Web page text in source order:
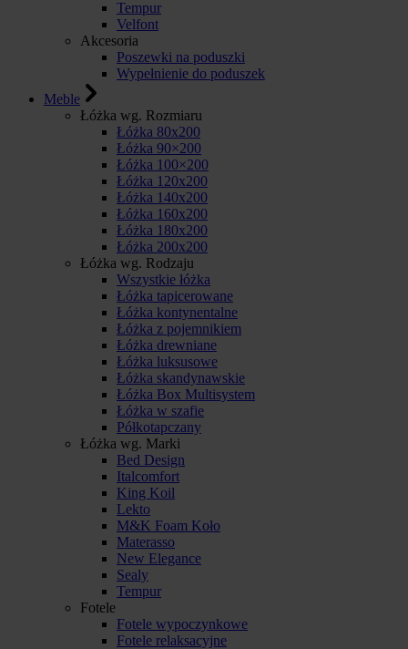
Tempur
Velfont
Akcesoria
Poszewki na poduszki
Wypełnienie do poduszek
Meble
Łóżka wg. Rozmiaru
Łóżka 80x200
Łóżka 90×200
Łóżka 100×200
Łóżka 120x200
Łóżka 140x200
Łóżka 160x200
Łóżka 180x200
Łóżka 200x200
Łóżka wg. Rodzaju
Wszystkie łóżka
Łóżka tapicerowane
Łóżka kontynentalne
Łóżka z pojemnikiem
Łóżka drewniane
Łóżka luksusowe
Łóżka skandynawskie
Łóżka Box Multisystem
Łóżka w szafie
Półkotapczany
Łóżka wg. Marki
Bed Design
Italcomfort
King Koil
Lekto
M&K Foam Koło
Materasso
New Elegance
Sealy
Tempur
Fotele
Fotele wypoczynkowe
Fotele relaksacyjne